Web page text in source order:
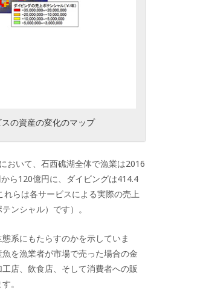
の資産の変化のマップ
おいて、石西礁湖全体で漁業は2016
ら120億円に、ダイビングは414.4
らは各サービスによる実際の売上
ンシャル）です）。
系にもたらすのかを示していま
を漁業者が市場で売った場合の金
店、飲食店、そして消費者への販
。